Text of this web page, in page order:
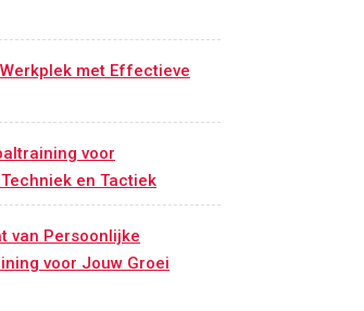
met Effectieve
voor
en Tactiek
van Persoonlijke
voor Jouw Groei